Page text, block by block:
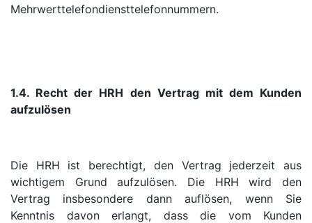
Mehrwerttelefondiensttelefonnummern.
1.4. Recht der HRH den Vertrag mit dem Kunden
aufzulösen
Die HRH ist berechtigt, den Vertrag jederzeit aus
wichtigem Grund aufzulösen. Die HRH wird den
Vertrag insbesondere dann auflösen, wenn Sie
Kenntnis davon erlangt, dass die vom Kunden